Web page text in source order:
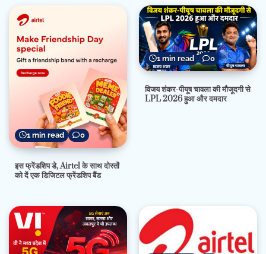
1 min read 0
इस फ्रेंडशिप डे, Airtel के साथ दोस्तों
को दें एक डिजिटल फ्रेंडशिप बैंड
1 min read 0
विजय शंकर-पीयूष चावला की मौजूदगी से
LPL 2026 हुआ और दमदार